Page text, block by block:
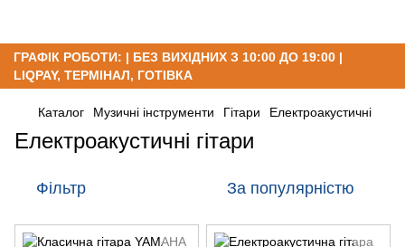
ГРАФІК РОБОТИ: | БЕЗ ВИХІДНИХ З 10:00 ДО 19:00 |
LIQPAY, ТЕРМІНАЛ, ГОТІВКА
Каталог Музичні інструменти Гітари Електроакустичні
Електроакустичні гітари
Фільтр За популярністю